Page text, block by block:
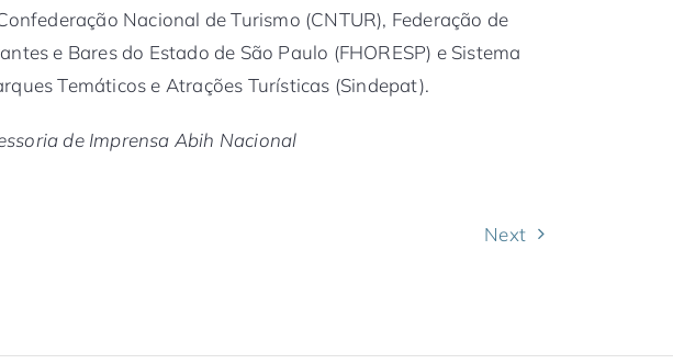
Nacional de Turismo (CNTUR), Federação de
e Bares do Estado de São Paulo (FHORESP) e Sistema
Temáticos e Atrações Turísticas (Sindepat).
de Imprensa Abih Nacional
Next